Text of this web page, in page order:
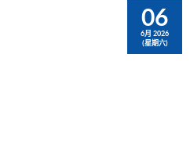
06
6月 2026
(星期六)